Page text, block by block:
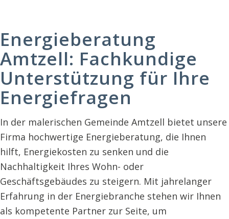
Energieberatung
Amtzell: Fachkundige
Unterstützung für Ihre
Energiefragen
In der malerischen Gemeinde Amtzell bietet unsere
Firma hochwertige Energieberatung, die Ihnen
hilft, Energiekosten zu senken und die
Nachhaltigkeit Ihres Wohn- oder
Geschäftsgebäudes zu steigern. Mit jahrelanger
Erfahrung in der Energiebranche stehen wir Ihnen
als kompetente Partner zur Seite, um